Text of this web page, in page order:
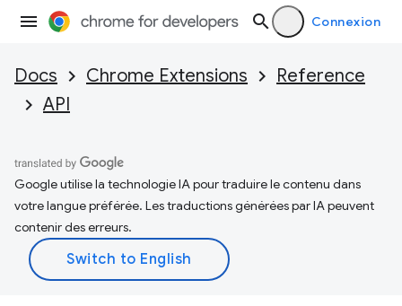
Connexion
Docs Chrome Extensions
Reference
API
Google utilise la technologie IA pour traduire le contenu dans
votre langue préférée. Les traductions générées par IA peuvent
contenir des erreurs.